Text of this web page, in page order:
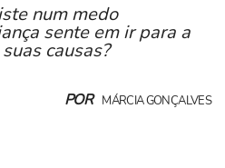
num medo
sente em ir para a
causas?
POR MÁRCIA GONÇALVES